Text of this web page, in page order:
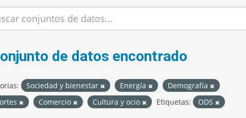
de datos encontrado
Sociedad y bienestar Energía
Demografía
Comercio Cultura y ocio Etiquetas: ODS